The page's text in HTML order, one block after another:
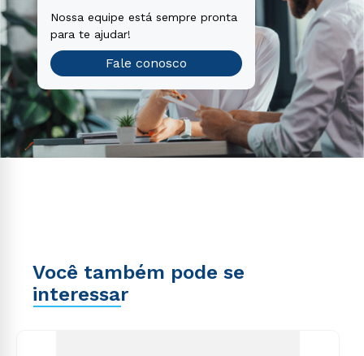
Nossa equipe está sempre pronta
para te ajudar!
Fale conosco
Você também pode se
interessar